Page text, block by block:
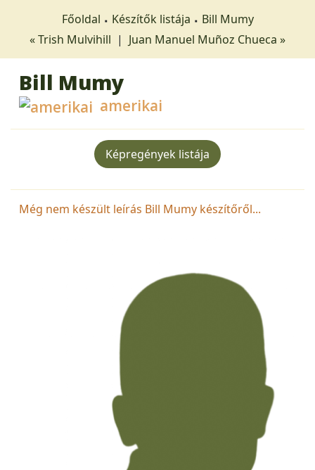
Főoldal Készítők listája
Bill Mumy
« Trish Mulvihill | Juan Manuel Muñoz Chueca »
Bill Mumy
amerikai
Képregények listája
Még nem készült leírás Bill Mumy készítőről...